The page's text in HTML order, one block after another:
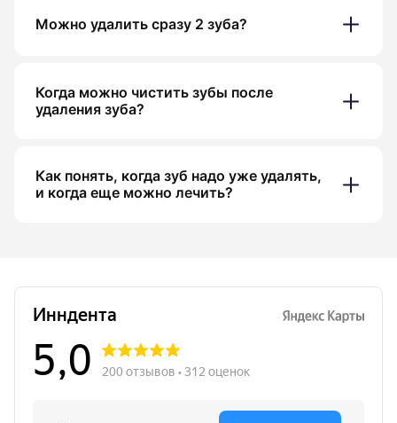
Можно удалить сразу 2 зуба?
Когда можно чистить зубы после
удаления зуба?
Как понять, когда зуб надо уже удалять,
и когда еще можно лечить?